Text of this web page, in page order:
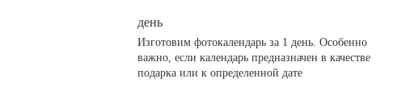
день
Изготовим фотокалендарь за 1 день. Особенно
важно, если календарь предназначен в качестве
подарка или к определенной дате